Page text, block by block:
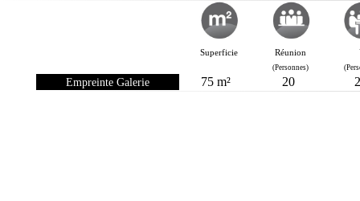
Superficie Réunion
(Personnes)
Empreinte Galerie 75 m² 20